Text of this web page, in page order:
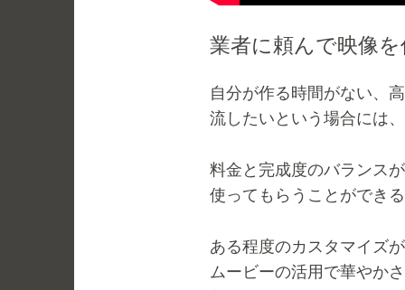
業者に頼んで映像を
自分が作る時間がない、
流したいという場合には
料金と完成度のバランス
使ってもらうことができ
ある程度のカスタマイズ
ムービーの活用で華やか